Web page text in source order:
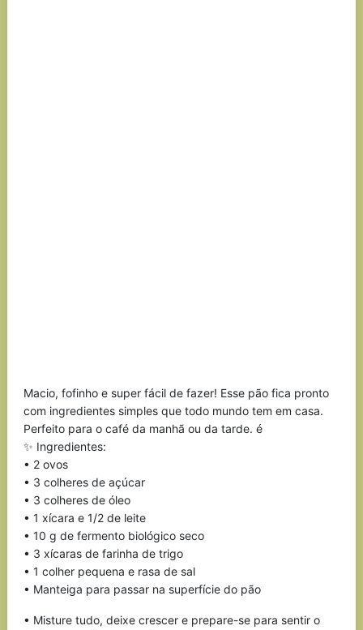
Macio, fofinho e super fácil de fazer! Esse pão fica pronto
com ingredientes simples que todo mundo tem em casa.
Perfeito para o café da manhã ou da tarde. é
✨ Ingredientes:
• 2 ovos
• 3 colheres de açúcar
• 3 colheres de óleo
• 1 xícara e 1/2 de leite
• 10 g de fermento biológico seco
• 3 xícaras de farinha de trigo
• 1 colher pequena e rasa de sal
• Manteiga para passar na superfície do pão
• Misture tudo, deixe crescer e prepare-se para sentir o